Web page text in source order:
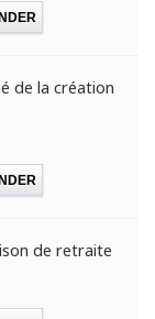
de la création
de retraite